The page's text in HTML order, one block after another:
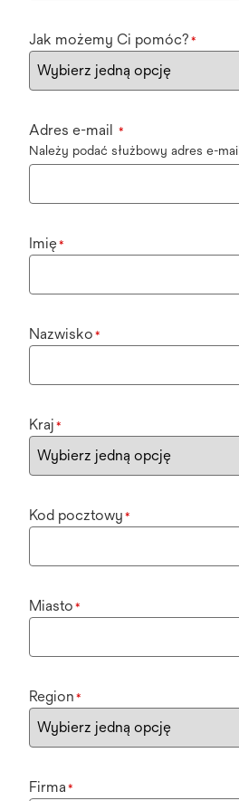
Jak możemy Ci pomóc? *
Adres e-mail *
Należy podać służbowy adres e-mail
Imię*
Nazwisko *
Kraj *
Kod pocztowy *
Miasto *
Region *
Firma *